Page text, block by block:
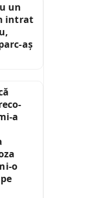
un
intrat
aș
a
o